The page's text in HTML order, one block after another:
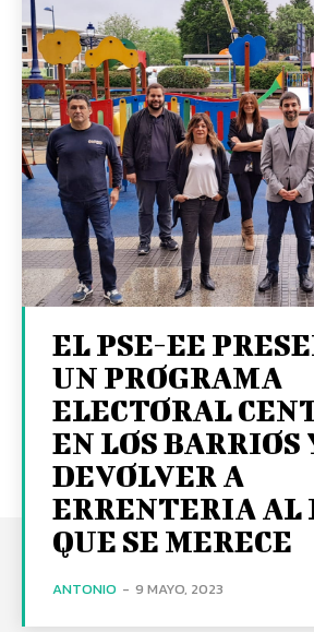
EL PSE-EE
UN PROGRAMA
ELECTORAL
EN LOS BARRIOS
DEVOLVER A
ERRENTERIA AL
QUE SE MERECE
ANTONIO - 9 MAYO, 2023